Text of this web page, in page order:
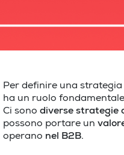
Per definire una
ha un ruolo
Ci sono diverse strategie
possono portare un
operano nel B2B.